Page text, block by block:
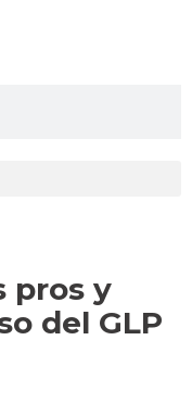
pros y
del GLP